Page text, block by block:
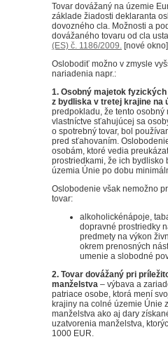
Tovar dovážaný na územie
základe žiadosti deklaranta
dovozného cla. Možnosti a
dovážaného tovaru od cla
(ES) č. 1186/2009. [nové okno]
Oslobodiť možno v zmysle
nariadenia napr.:
1. Osobný majetok
z bydliska v tretej krajine na
predpokladu, že tento osobný
vlastníctve sťahujúcej sa
o spotrebný tovar, bol
pred sťahovaním.
osobám, ktoré vedia
prostriedkami, že ich bydlisko
územia Únie po dobu
Oslobodenie však nemožno
tovar:
alkoholickénápoje,
dopravné prostriedky
predmety na výkon
okrem prenosných
umenie a slobodné
2. Tovar dovážaný pri
manželstva – výbava a
patriace osobe, ktorá mení
krajiny na colné územie Únie
manželstva ako aj dary
uzatvorenia manželstva,
1000 EUR.